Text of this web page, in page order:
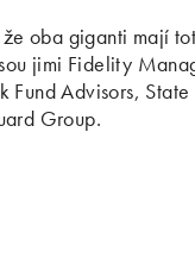
oba giganti mají
jimi Fidelity
Fund Advisors,
Group.